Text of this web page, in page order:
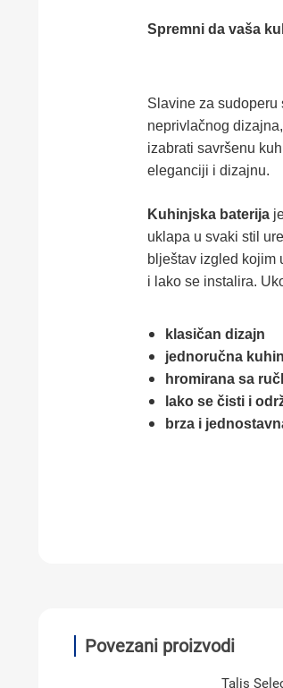
Spremni da vaša
Slavine za sudoperu
neprivlačnog
izabrati savršenu
eleganciji i dizajnu.
Kuhinjska baterija
uklapa u svaki stil
blještav izgled kojim
i lako se instalira.
klasičan dizajn
jednoručna
hromirana sa
lako se čisti i
brza i
Povezani proizvodi
Talis